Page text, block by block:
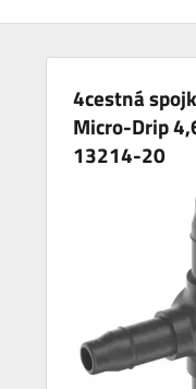
4cestná
Micro-Drip
13214-20